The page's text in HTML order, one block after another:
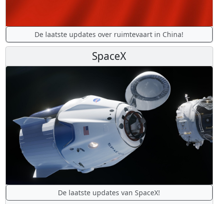
De laatste updates over ruimtevaart in China!
SpaceX
De laatste updates van SpaceX!